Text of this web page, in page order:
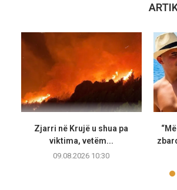
Zjarri në Krujë u shua pa
viktima, vetëm...
09.08.2026 10:30